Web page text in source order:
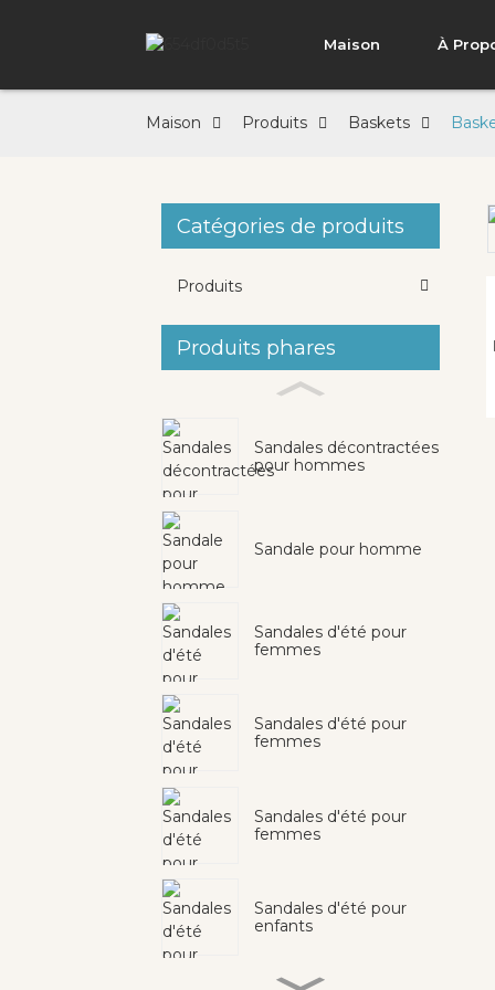
Maison À
Maison Produits Baskets
Catégories de produits
Produits
Produits phares
Sandales décontractées
pour hommes
Sandale pour homme
Sandales d'été pour
femmes
Sandales d'été pour
femmes
Sandales d'été pour
femmes
Sandales d'été pour
enfants
Loading...
Loading...